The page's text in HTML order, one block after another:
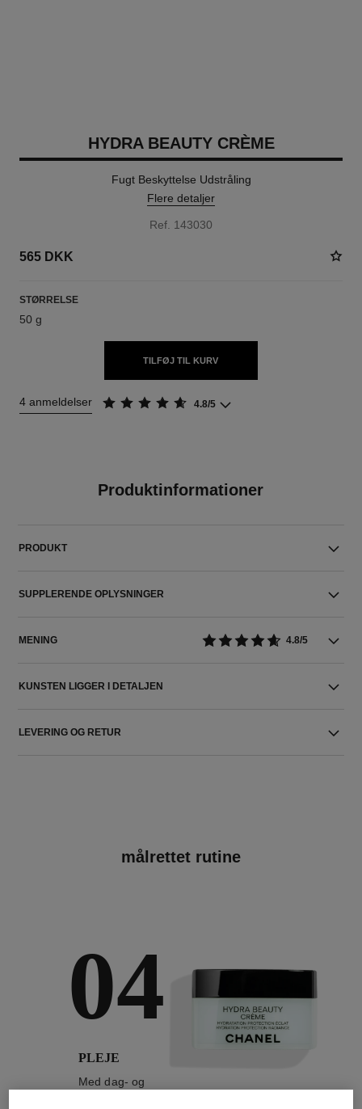
HYDRA BEAUTY CRÈME
Fugt Beskyttelse Udstråling
Flere detaljer
Ref. 143030
565 DKK
STØRRELSE
50 g
TILFØJ TIL KURV
4 anmeldelser 4.8/5
Produktinformationer
PRODUKT
SUPPLERENDE OPLYSNINGER
MENING 4.8/5
KUNSTEN LIGGER I DETALJEN
LEVERING OG RETUR
målrettet rutine
04
PLEJE
Med dag- og